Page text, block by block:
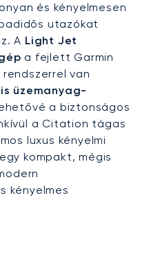
és kényelmesen
utazókat
A Light Jet
a fejlett Garmin
van
üzemanyag-
a biztonságos
a Citation tágas
luxus kényelmi
kompakt, mégis
kényelmes